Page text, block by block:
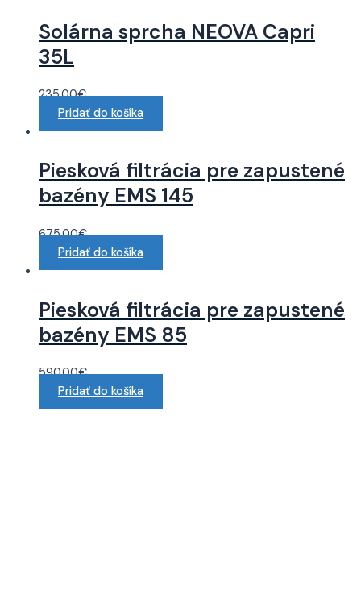
Solárna sprcha NEOVA Capri
35L
235.00€
Pridať do košíka
Piesková filtrácia pre zapustené
bazény EMS 145
675.00€
Pridať do košíka
Piesková filtrácia pre zapustené
bazény EMS 85
590.00€
Pridať do košíka